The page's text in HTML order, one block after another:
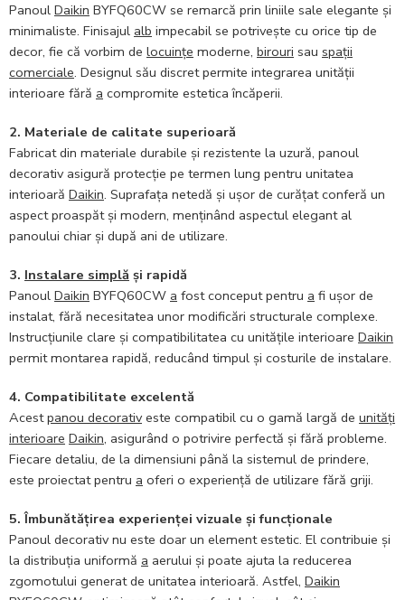
Panoul Daikin BYFQ60CW se remarcă prin liniile sale elegante și
minimaliste. Finisajul alb impecabil se potrivește cu orice tip de
decor, fie că vorbim de locuințe moderne, birouri sau spații
comerciale. Designul său discret permite integrarea unității
interioare fără a compromite estetica încăperii.
2. Materiale de calitate superioară
Fabricat din materiale durabile și rezistente la uzură, panoul
decorativ asigură protecție pe termen lung pentru unitatea
interioară Daikin. Suprafața netedă și ușor de curățat conferă un
aspect proaspăt și modern, menținând aspectul elegant al
panoului chiar și după ani de utilizare.
3. Instalare simplă și rapidă
Panoul Daikin BYFQ60CW a fost conceput pentru a fi ușor de
instalat, fără necesitatea unor modificări structurale complexe.
Instrucțiunile clare și compatibilitatea cu unitățile interioare Daikin
permit montarea rapidă, reducând timpul și costurile de instalare.
4. Compatibilitate excelentă
Acestpanou decorativeste compatibil cu o gamă largă de unități
interioare Daikin, asigurând o potrivire perfectă și fără probleme.
Fiecare detaliu, de la dimensiuni până la sistemul de prindere,
este proiectat pentru a oferi o experiență de utilizare fără griji.
5. Îmbunătățirea experienței vizuale și funcționale
Panoul decorativ nu este doar un element estetic. El contribuie și
la distribuția uniformă a aerului și poate ajuta la reducerea
zgomotului generat de unitatea interioară. Astfel, Daikin